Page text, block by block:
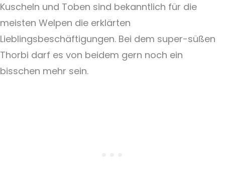
Kuscheln und Toben sind bekanntlich für die
meisten Welpen die erklärten
Lieblingsbeschäftigungen. Bei dem super-süßen
Thorbi darf es von beidem gern noch ein
bisschen mehr sein.